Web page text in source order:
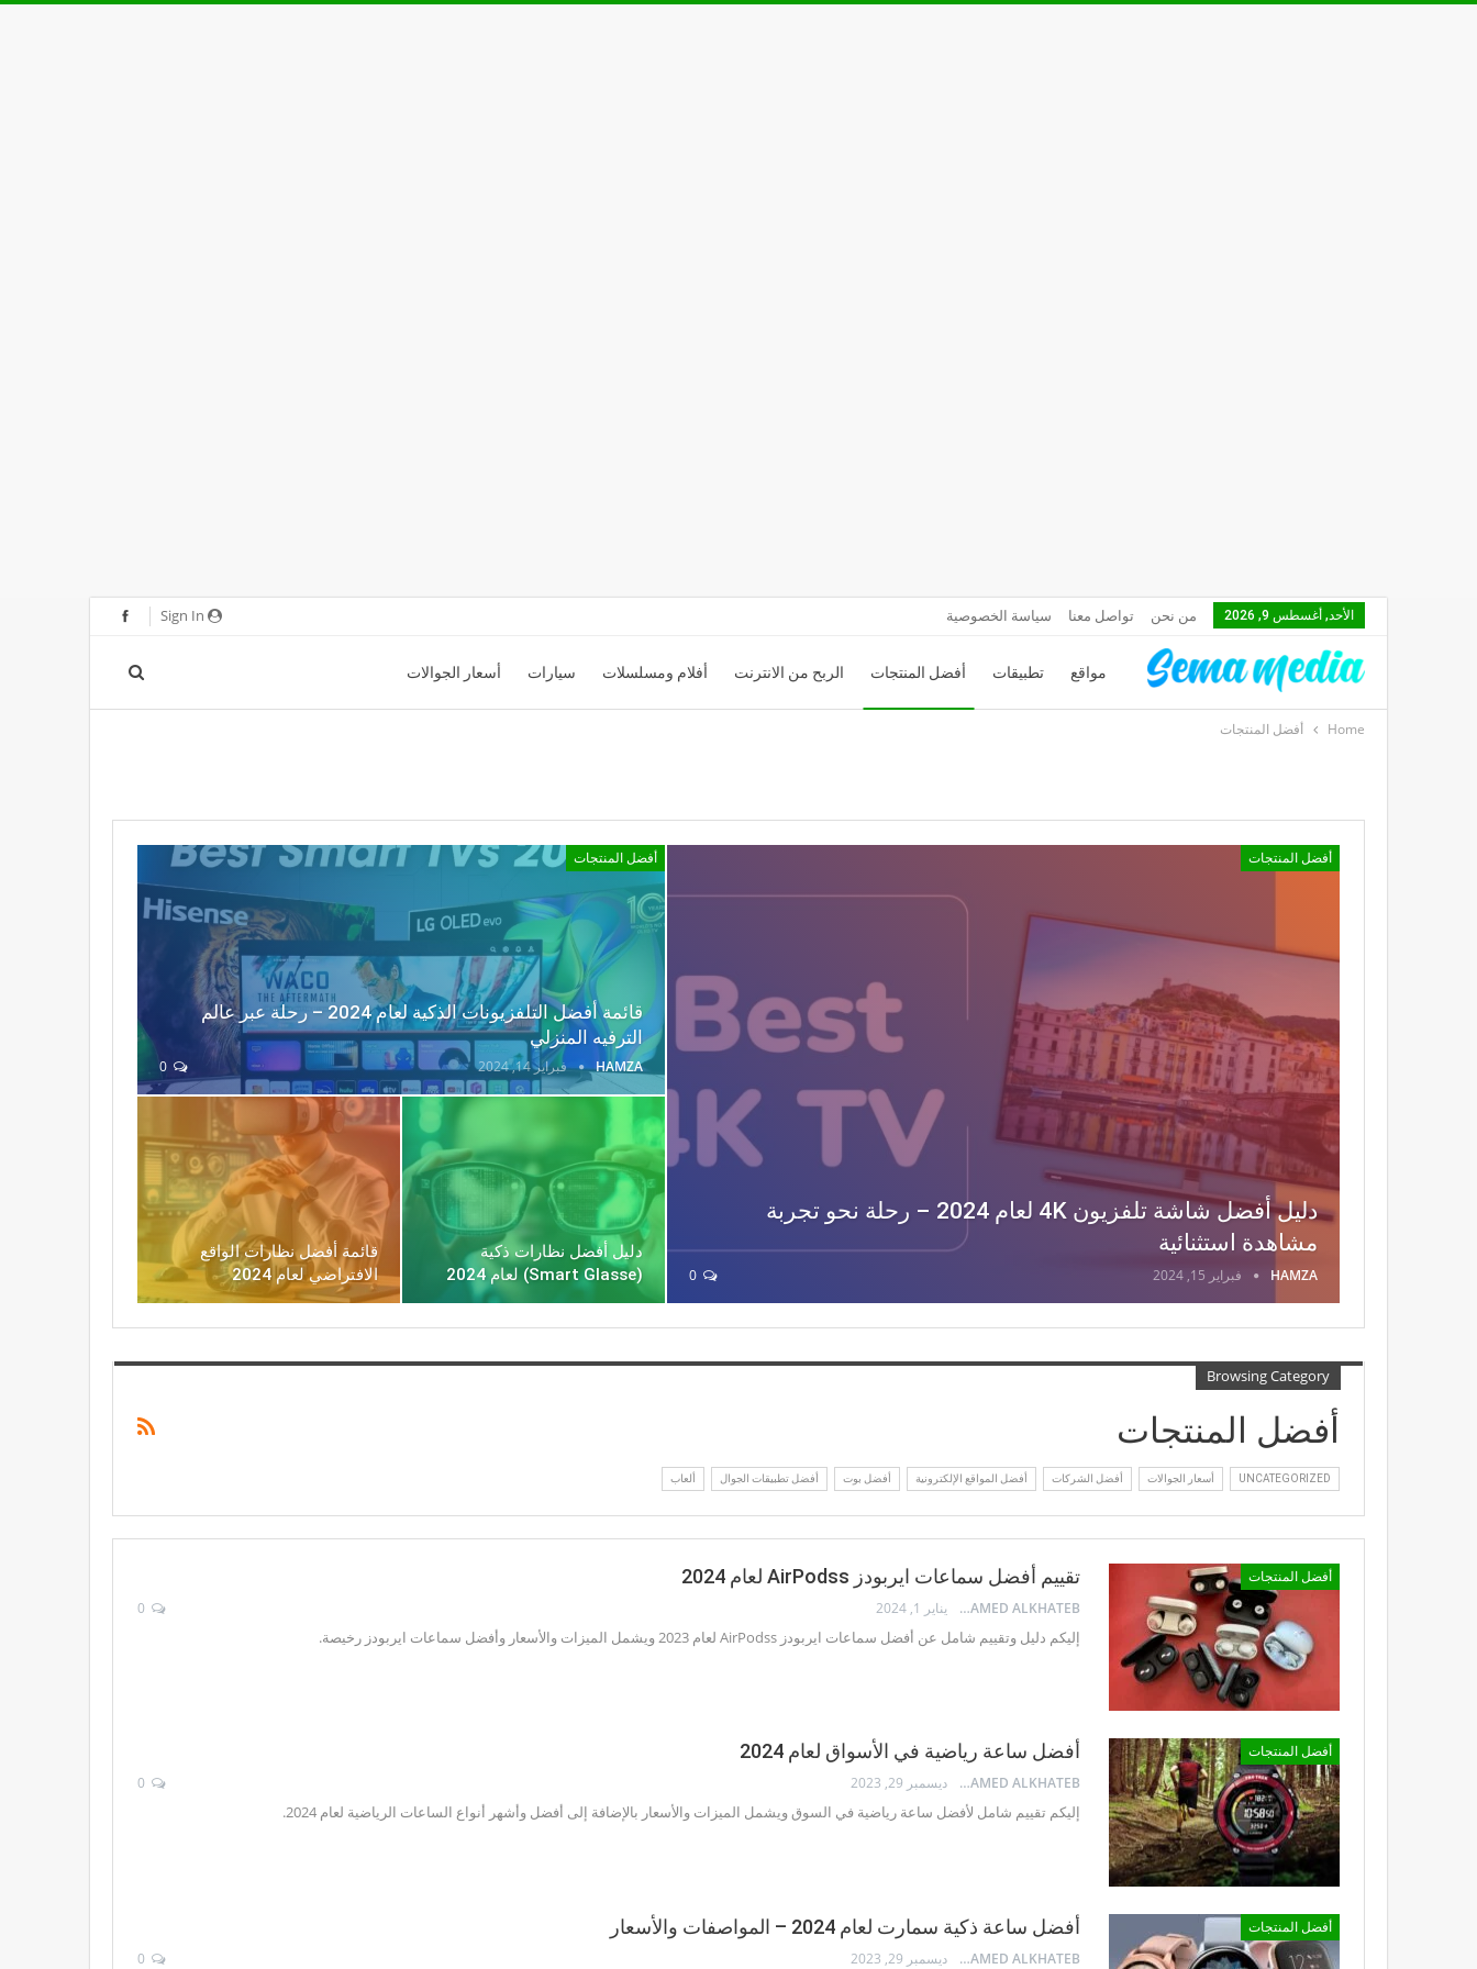
الأحد, أغسطس 9, 2026 من نحن تواصل معنا سياسة الخصوصية
مواقع تطبيقات أفضل المنتجات الربح من الانترنت أفلام ومسلسلات سيارات أسعار الجوالات
Home أفضل المنتجات
أفضل المنتجات
دليل أفضل شاشة تلفزيون 4K لعام 2024 – رحلة نحو تجربة
مشاهدة استثنائية
HAMZA فبراير 15, 2024
أفضل المنتجات
قائمة أفضل التلفزيونات الذكية لعام 2024 – رحلة عبر عالم
الترفيه المنزلي
HAMZA فبراير 14, 2024
دليل أفضل نظارات ذكية
(Smart Glasse) لعام 2024
قائمة أفضل نظارات الواقع
الافتراضي لعام 2024
Browsing Category
أفضل المنتجات
UNCATEGORIZED أسعار الجوالات أفضل الشركات أفضل المواقع الإلكترونية أفضل بوت أفضل تطبيقات الجوال ألعاب
أفضل المنتجات تقييم أفضل سماعات ايربودز AirPodss لعام 2024
MOHAMED ALKHATEB يناير 1, 2024
إليكم دليل وتقييم شامل عن أفضل سماعات ايربودز AirPodss لعام 2023 ويشمل الميزات والأسعار وأفضل سماعات ايربودز رخيصة.
أفضل المنتجات أفضل ساعة رياضية في الأسواق لعام 2024
MOHAMED ALKHATEB ديسمبر 29, 2023
إليكم تقييم شامل لأفضل ساعة رياضية في السوق ويشمل الميزات والأسعار بالإضافة إلى أفضل وأشهر أنواع الساعات الرياضية لعام 2024.
أفضل المنتجات أفضل ساعة ذكية سمارت لعام 2024 – المواصفات والأسعار
MOHAMED ALKHATEB ديسمبر 29, 2023